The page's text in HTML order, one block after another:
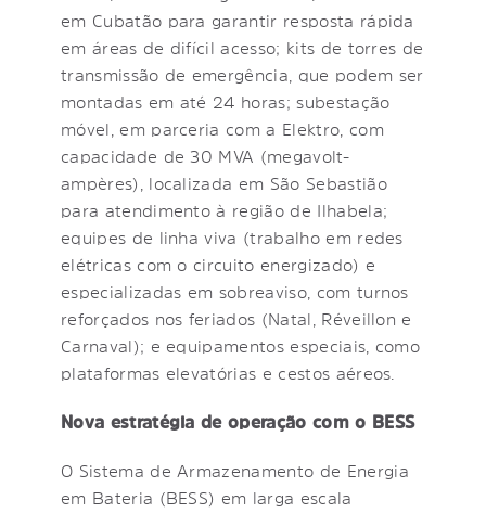
em Cubatão para garantir resposta rápida
em áreas de difícil acesso; kits de torres de
transmissão de emergência, que podem ser
montadas em até 24 horas; subestação
móvel, em parceria com a Elektro, com
capacidade de 30 MVA (megavolt-
ampères), localizada em São Sebastião
para atendimento à região de Ilhabela;
equipes de linha viva (trabalho em redes
elétricas com o circuito energizado) e
especializadas em sobreaviso, com turnos
reforçados nos feriados (Natal, Réveillon e
Carnaval); e equipamentos especiais, como
plataformas elevatórias e cestos aéreos.
Nova estratégia de operação com o BESS
O Sistema de Armazenamento de Energia
em Bateria (BESS) em larga escala